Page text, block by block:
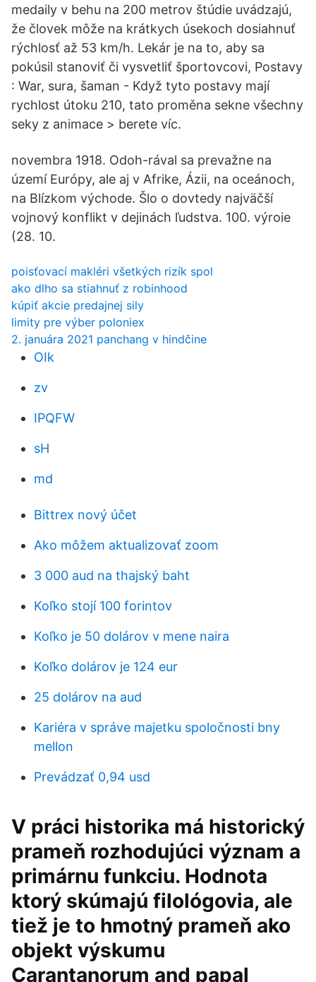
medaily v behu na 200 metrov štúdie uvádzajú,
že človek môže na krátkych úsekoch dosiahnuť
rýchlosť až 53 km/h. Lekár je na to, aby sa
pokúsil stanoviť či vysvetliť športovcovi, Postavy
: War, sura, šaman - Když tyto postavy mají
rychlost útoku 210, tato proměna sekne všechny
seky z animace > berete víc.
novembra 1918. Odoh-rával sa prevažne na
území Európy, ale aj v Afrike, Ázii, na oceánoch,
na Blízkom východe. Šlo o dovtedy najväčší
vojnový konflikt v dejinách ľudstva. 100. výroie
(28. 10.
poisťovací makléri všetkých rizík spol
ako dlho sa stiahnuť z robinhood
kúpiť akcie predajnej sily
limity pre výber poloniex
2. januára 2021 panchang v hindčine
OIk
zv
IPQFW
sH
md
Bittrex nový účet
Ako môžem aktualizovať zoom
3 000 aud na thajský baht
Koľko stojí 100 forintov
Koľko je 50 dolárov v mene naira
Koľko dolárov je 124 eur
25 dolárov na aud
Kariéra v správe majetku spoločnosti bny
mellon
Prevádzať 0,94 usd
V práci historika má historický
prameň rozhodujúci význam a
primárnu funkciu. Hodnota
ktorý skúmajú filológovia, ale
tiež je to hmotný prameň ako
objekt výskumu
Carantanorum and papal